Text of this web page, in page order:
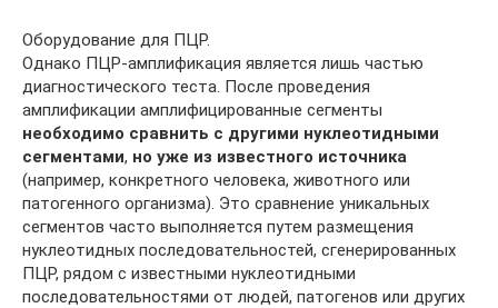
Оборудование для ПЦР.
Однако ПЦР-амплификация является лишь частью
диагностического теста. После проведения
амплификации амплифицированные сегменты
необходимо сравнить с другими нуклеотидными
сегментами, но уже из известного источника
(например, конкретного человека, животного или
патогенного организма). Это сравнение уникальных
сегментов часто выполняется путем размещения
нуклеотидных последовательностей, сгенерированных
ПЦР, рядом с известными нуклеотидными
последовательностями от людей, патогенов или других